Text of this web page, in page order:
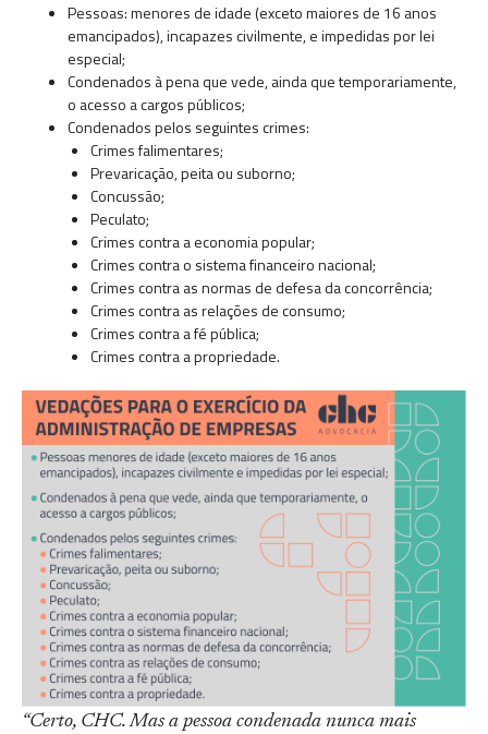
Pessoas: menores de idade (exceto maiores de 16 anos
emancipados), incapazes civilmente, e impedidas por lei
especial;
Condenados à pena que vede, ainda que temporariamente,
o acesso a cargos públicos;
Condenados pelos seguintes crimes:
Crimes falimentares;
Prevaricação, peita ou suborno;
Concussão;
Peculato;
Crimes contra a economia popular;
Crimes contra o sistema financeiro nacional;
Crimes contra as normas de defesa da concorrência;
Crimes contra as relações de consumo;
Crimes contra a fé pública;
Crimes contra a propriedade.
“Certo, CHC. Mas a pessoa condenada nunca mais